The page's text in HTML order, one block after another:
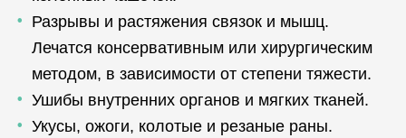
Разрывы и растяжения связок и мышц.
Лечатся консервативным или хирургическим
методом, в зависимости от степени тяжести.
Ушибы внутренних органов и мягких тканей.
Укусы, ожоги, колотые и резаные раны.